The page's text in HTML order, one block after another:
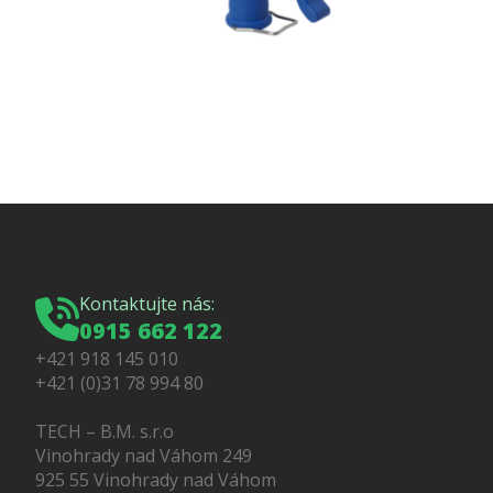
Kontaktujte nás:
0915 662 122
+421 918 145 010
+421 (0)31 78 994 80
TECH – B.M. s.r.o
Vinohrady nad Váhom 249
925 55 Vinohrady nad Váhom